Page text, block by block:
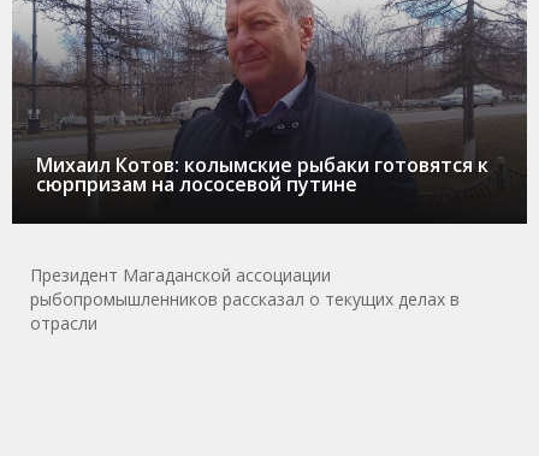
Михаил Котов: колымские рыбаки готовятся к
сюрпризам на лососевой путине
Президент Магаданской ассоциации
рыбопромышленников рассказал о текущих делах в
отрасли